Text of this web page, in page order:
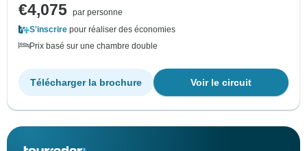
€4,075 par personne
S'inscrire pour réaliser des économies
Prix basé sur une chambre double
Voir le circuit
Télécharger la brochure